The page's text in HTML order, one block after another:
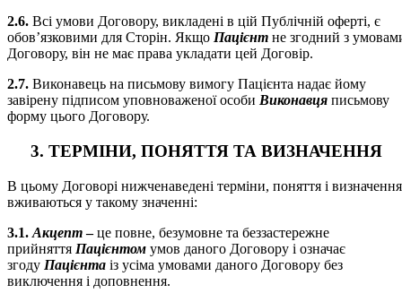
2.6. Всі умови Договору, викладені в цій Публічній оферті, є
обов’язковими для Сторін. Якщо Пацієнт не згодний з
Договору, він не має права укладати цей Договір.
2.7. Виконавець на письмову вимогу Пацієнта надає йому
завірену підписом уповноваженої особи Виконавця письмову
форму цього Договору.
3. ТЕРМІНИ, ПОНЯТТЯ ТА ВИЗНАЧЕННЯ
В цьому Договорі нижченаведені терміни, поняття і визначення
вживаються у такому значенні:
3.1. Акцепт–це повне, безумовне та беззастережне
прийняття Пацієнтом умов даного Договору і означає
згоду Пацієнта із усіма умовами даного Договору без
виключення і доповнення.